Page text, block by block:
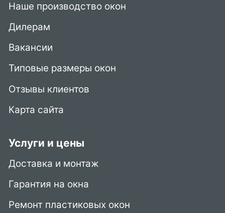
Наше производство окон
Дилерам
Вакансии
Типовые размеры окон
Отзывы клиентов
Карта сайта
Услуги и цены
Доставка и монтаж
Гарантия на окна
Ремонт пластиковых окон